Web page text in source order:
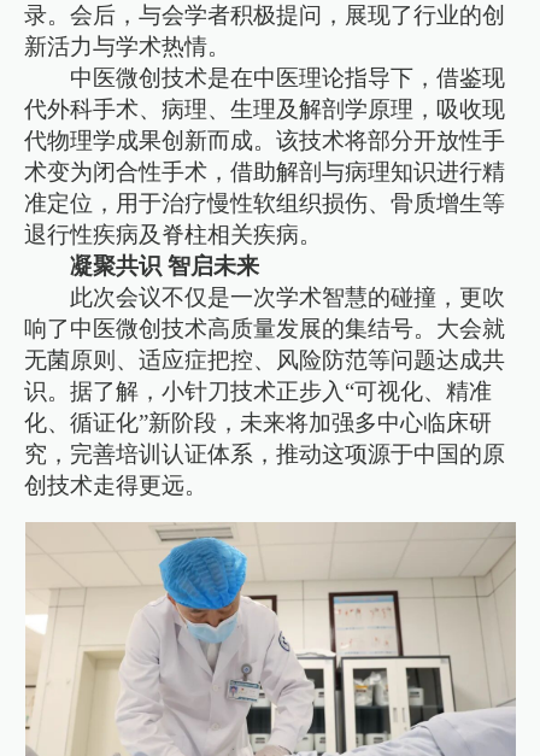
录。会后，与会学者积极提问，展现了行业的创
新活力与学术热情。
中医微创技术是在中医理论指导下，借鉴现
代外科手术、病理、生理及解剖学原理，吸收现
代物理学成果创新而成。该技术将部分开放性手
术变为闭合性手术，借助解剖与病理知识进行精
准定位，用于治疗慢性软组织损伤、骨质增生等
退行性疾病及脊柱相关疾病。
凝聚共识 智启未来
此次会议不仅是一次学术智慧的碰撞，更吹
响了中医微创技术高质量发展的集结号。大会就
无菌原则、适应症把控、风险防范等问题达成共
识。据了解，小针刀技术正步入“可视化、精准
化、循证化”新阶段，未来将加强多中心临床研
究，完善培训认证体系，推动这项源于中国的原
创技术走得更远。